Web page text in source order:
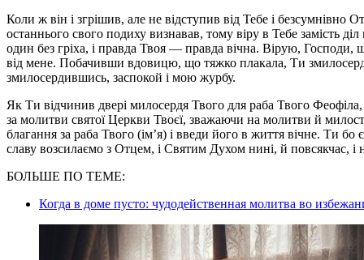
Коли ж він і згрішив, але не відступив від Тебе і безсумнівно
останнього свого подиху визнавав, тому віру в Тебе замість
один без гріха, і правда Твоя — правда вічна. Вірую,
від мене. Побачивши вдовицю, що тяжко плакала, Ти
змилосердившись, заспокой і мою журбу.
Як Ти відчинив двері милосердя Твого для раба Твого
за молитви святої Церкви Твоєї, зважаючи на молитви й
благання за раба Твого (ім’я) і введи його в життя вічне. Ти
славу возсилаємо з Отцем, і Святим Духом нині, й повсякчас, і
БОЛЬШЕ ПО ТЕМЕ:
Когда в доме пусто: чудодейственная молитва во